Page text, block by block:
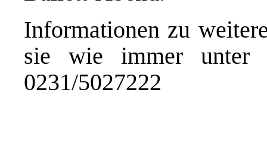
Informationen zu
sie wie immer unter
0231/5027222